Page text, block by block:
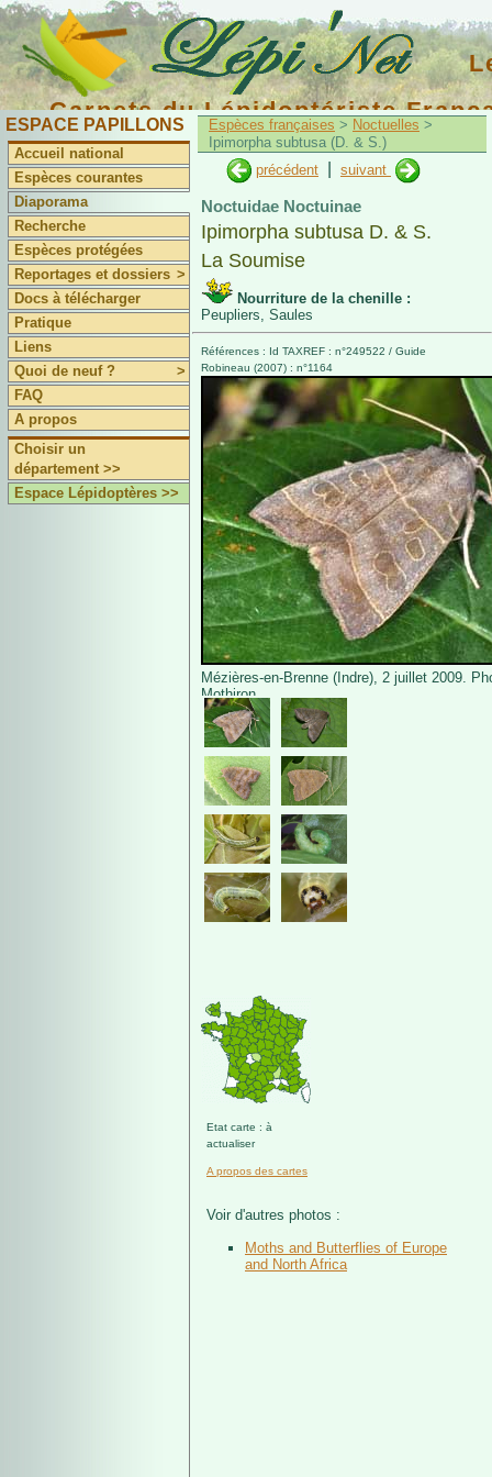
Carnets du Lépidoptériste
ESPACE PAPILLONS
Accueil national
Espèces courantes
Diaporama
Recherche
Espèces protégées
Reportages et dossiers >
Docs à télécharger
Pratique
Liens
Quoi de neuf ?
>
FAQ
A propos
Choisir un
département >>
Espace Lépidoptères >>
Espèces françaises > Noctuelles >
Ipimorpha subtusa (D. & S.)
précédent
suivant
Noctuidae Noctuinae
Ipimorpha subtusa D. & S.
La Soumise
Nourriture de la chenille :
Peupliers, Saules
Références : Id TAXREF : n°249522 / Guide
Robineau (2007) : n°1164
Mézières-en-Brenne (Indre), 2 juillet 2009.
Mothiron.
Etat carte : à
actualiser
A propos des cartes
Voir d'autres photos :
Moths and Butterflies of Europe
and North Africa